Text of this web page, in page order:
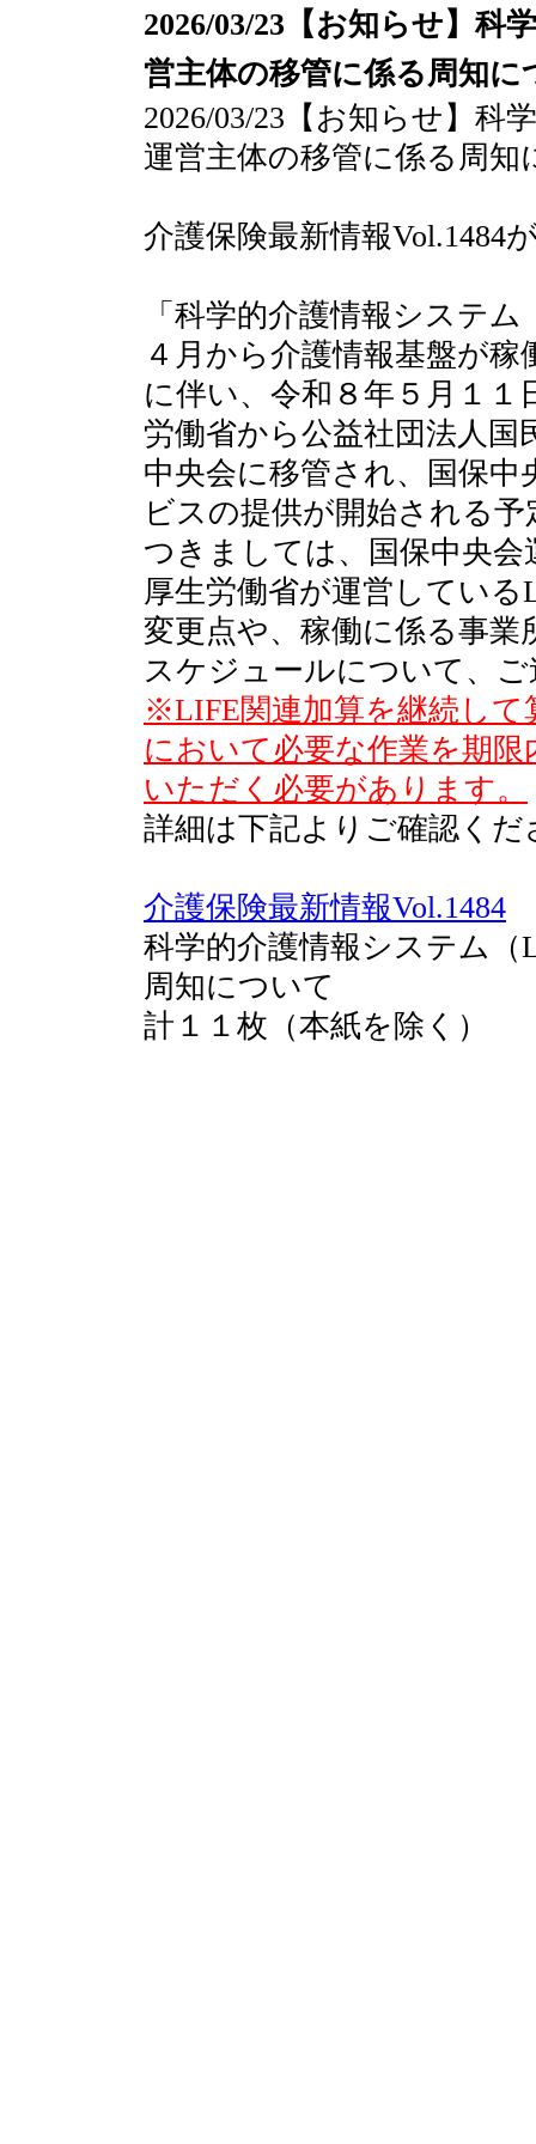
2026/03/23【お知らせ】科
営主体の移管に係る周知に
2026/03/23【お知らせ】科
運営主体の移管に係る周知
介護保険最新情報Vol.1484
「科学的介護情報システ
４月から介護情報基盤が稼
に伴い、令和８年５月１
労働省から公益社団法人国
中央会に移管され、国保
ビスの提供が開始される予
つきましては、国保中央
厚生労働省が運営している
変更点や、稼働に係る事
スケジュールについて、
※LIFE関連加算を継続して
において必要な作業を期限
いただく必要があります。
詳細は下記よりご確認くだ
介護保険最新情報Vol.1484
科学的介護情報システム
周知について
計１１枚（本紙を除く）